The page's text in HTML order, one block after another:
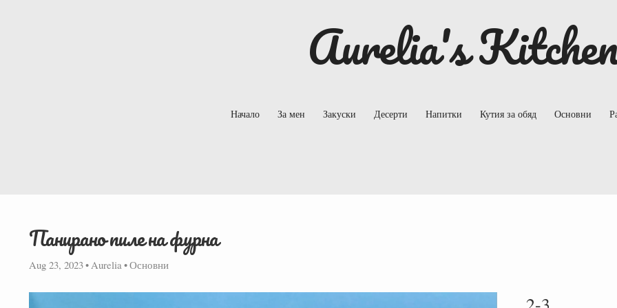
Aurelia's
Начало За мен Закуски Десерти Напитки Кутия за обяд Основни
Панирано пиле на фурна
Aug 23, 2023• Aurelia •Основни